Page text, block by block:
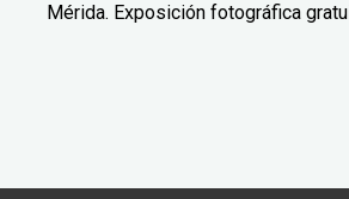
Mérida. Exposición fotográfica